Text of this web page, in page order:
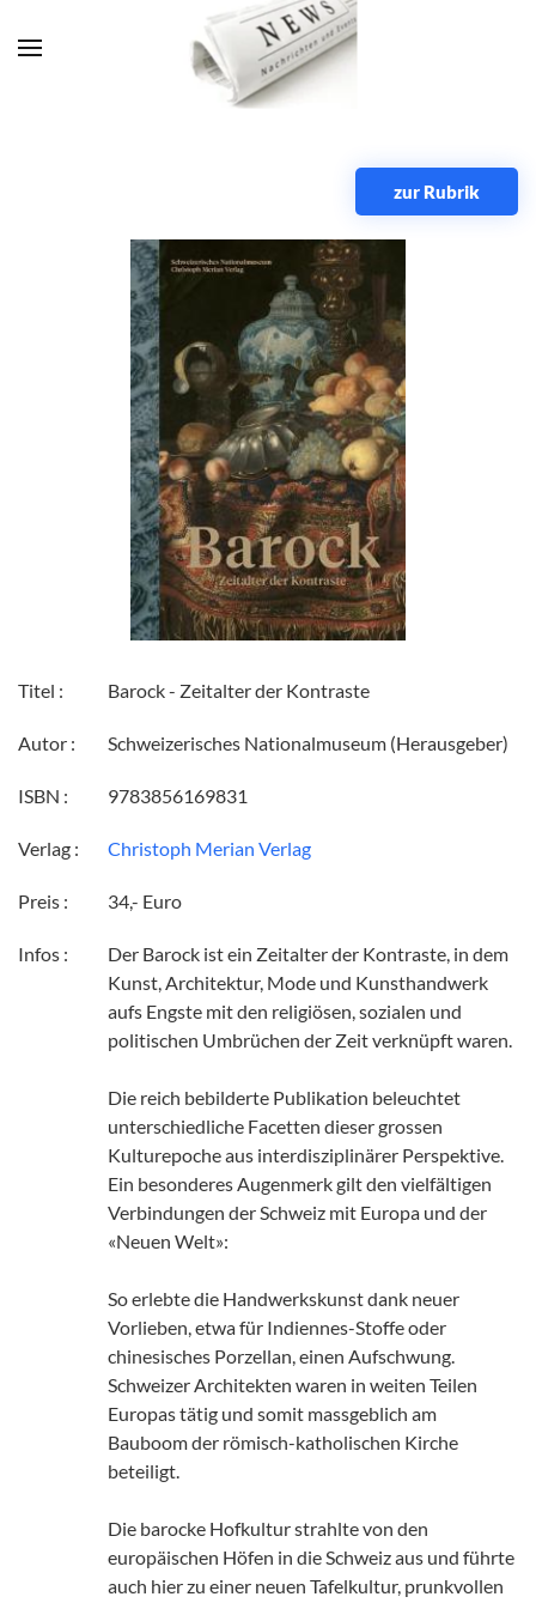
Zum Hauptinhalt springen
zur Rubrik
Titel : Barock - Zeitalter der Kontraste
Autor : Schweizerisches Nationalmuseum (Herausgeber)
ISBN : 9783856169831
Verlag : Christoph Merian Verlag
Preis : 34,- Euro
Infos :
Der Barock ist ein Zeitalter der Kontraste, in dem
Kunst, Architektur, Mode und Kunsthandwerk
aufs Engste mit den religiösen, sozialen und
politischen Umbrüchen der Zeit verknüpft waren.
Die reich bebilderte Publikation beleuchtet
unterschiedliche Facetten dieser grossen
Kulturepoche aus interdisziplinärer Perspektive.
Ein besonderes Augenmerk gilt den vielfältigen
Verbindungen der Schweiz mit Europa und der
«Neuen Welt»:
So erlebte die Handwerkskunst dank neuer
Vorlieben, etwa für Indiennes-Stoffe oder
chinesisches Porzellan, einen Aufschwung.
Schweizer Architekten waren in weiten Teilen
Europas tätig und somit massgeblich am
Bauboom der römisch-katholischen Kirche
beteiligt.
Die barocke Hofkultur strahlte von den
europäischen Höfen in die Schweiz aus und führte
auch hier zu einer neuen Tafelkultur, prunkvollen